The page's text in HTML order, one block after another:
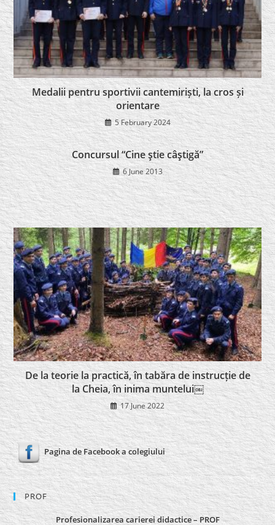
Medalii pentru sportivii cantemiriști, la cros și
orientare
5 February 2024
Concursul “Cine ştie câştigă”
6 June 2013
De la teorie la practică, în tabăra de instrucție de
la Cheia, în inima muntelui￼
17 June 2022
Pagina de Facebook a colegiului
PROF
Profesionalizarea carierei didactice – PROF